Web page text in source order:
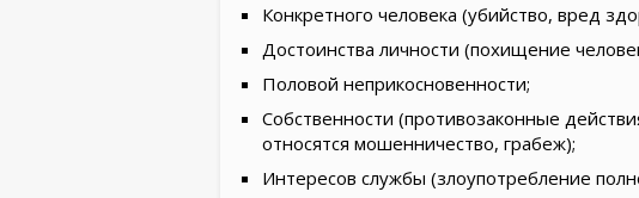
Конкретного человека (убийство, вред
Достоинства личности (похищение
Половой неприкосновенности;
Собственности (противозаконные
относятся мошенничество, грабеж);
Интересов службы (злоупотребление